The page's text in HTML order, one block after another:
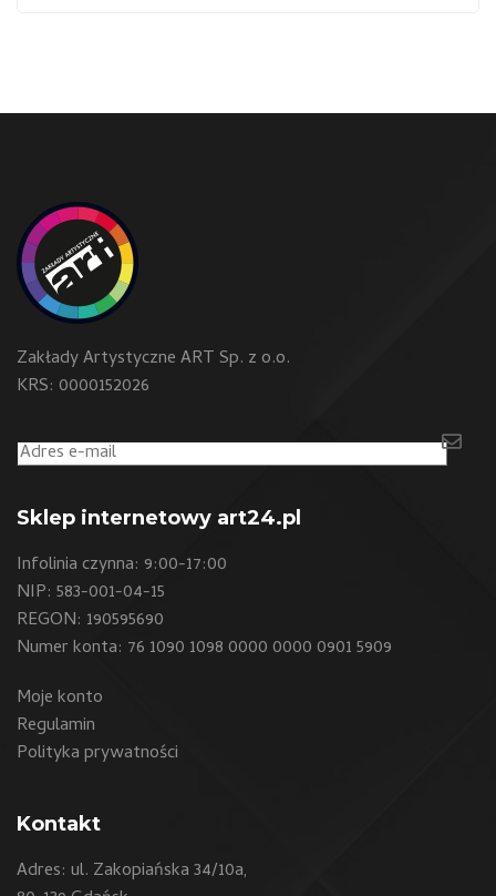
Zakłady Artystyczne ART Sp. z o.o.
KRS: 0000152026
Sklep internetowy art24.pl
Infolinia czynna: 9:00-17:00
NIP: 583-001-04-15
REGON: 190595690
Numer konta: 76 1090 1098 0000 0000 0901 5909
Moje konto
Regulamin
Polityka prywatności
Kontakt
Adres: ul. Zakopiańska 34/10a,